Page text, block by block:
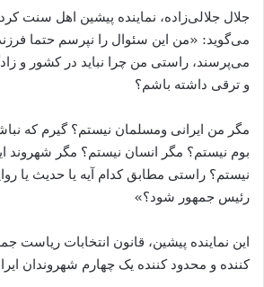
جلال جلالی‌زاده، نماینده پیشین اهل سنت
می‌گوید: «من این سئوال را نپرسم حتما
می‌پرسند، راستی من چرا نباید در کشور و
و ترقی داشته باشم؟
مگر من ایرانی ومسلمان نیستم؟ گیرم که
بوم نیستم؟ مگر انسان نیستم؟ مگر شهروند
نیستم؟ راستی مطابق کدام آیه یا حدیث یا
رئیس جمهور شود؟»
این نماینده پیشین، قانون انتخابات
کننده و محدود کننده یک چهارم شهروندان